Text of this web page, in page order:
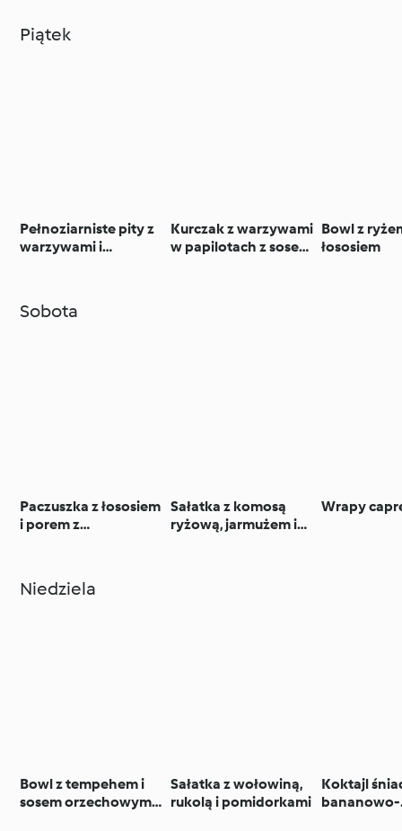
Piątek
Pełnoziarniste pity z
warzywami i
Kurczak z warzywami
w papilotach z sosem
Bowl z
łososiem
Sobota
Paczuszka z łososiem
i porem z
Sałatka z komosą
ryżową, jarmużem i
Wrapy
Niedziela
Bowl z tempehem i
sosem orzechowym
Sałatka z wołowiną,
rukolą i pomidorkami
Koktajl
bananowo-